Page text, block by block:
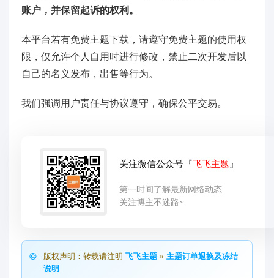
账户，并保留起诉的权利。
本平台若有免费主题下载，请遵守免费主题的使用权
限，仅允许个人自用时进行修改，禁止二次开发后以
自己的名义发布，出售等行为。
我们强调用户责任与协议遵守，确保公平交易。
关注微信公众号『飞飞主题 』
第一时间了解最新网络动态
关注博主不迷路~
版权声明：转载请注明 飞飞主题 » 主题订单退换及冻结
说明